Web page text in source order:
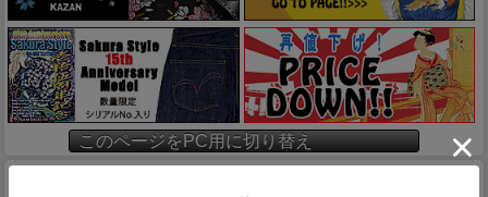
このページをPC用に切り替え